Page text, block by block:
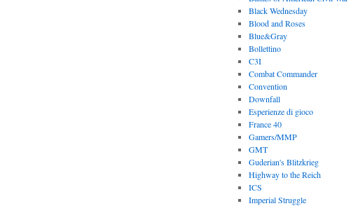
Black Wednesday
Blood and Roses
Blue&Gray
Bollettino
C3I
Combat Commander
Convention
Downfall
Esperienze di gioco
France 40
Gamers/MMP
GMT
Guderian's Blitzkrieg
Highway to the Reich
ICS
Imperial Struggle